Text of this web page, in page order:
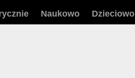
Naukowo Dzieciowo